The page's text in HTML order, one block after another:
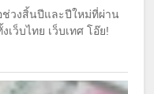
วงสิ้นปีและปีใหม่ที่ผ่าน
เว็บไทย เว็บเทศ โอ๊ย!